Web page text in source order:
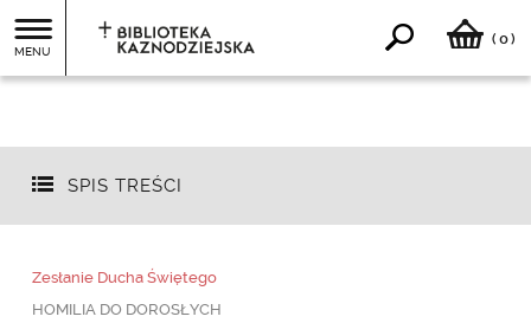
MENU
( 0)
SPIS TREŚCI
Zesłanie Ducha Świętego
HOMILIA DO DOROSŁYCH